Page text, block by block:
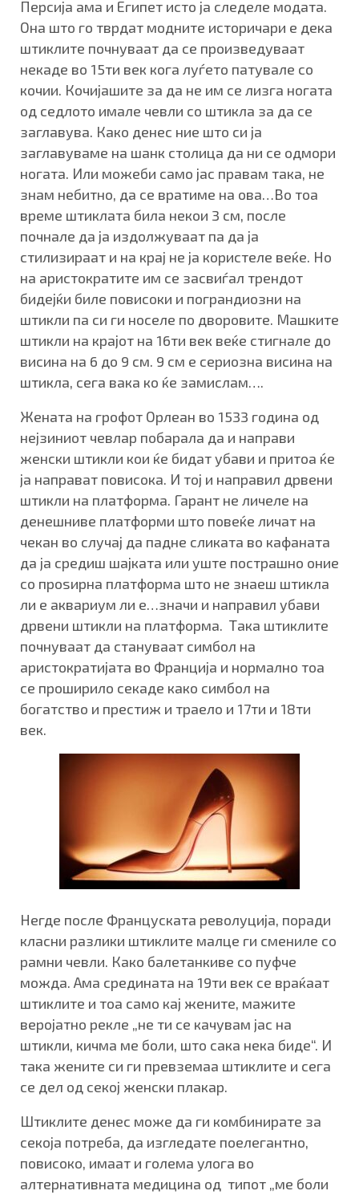
Персија ама и Египет исто ја следеле модата.
Она што го тврдат модните историчари е дека
штиклите почнуваат да се произведуваат
некаде во 15ти век кога луѓето патувале со
кочии. Кочијашите за да не им се лизга ногата
од седлото имале чевли со штикла за да се
заглавува. Како денес ние што си ја
заглавуваме на шанк столица да ни се одмори
ногата. Или можеби само јас правам така, не
знам небитно, да се вратиме на ова…Во тоа
време штиклата била некои 3 см, после
почнале да ја издолжуваат па да ја
стилизираат и на крај не ја користеле веќе. Но
на аристократите им се засвиѓал трендот
бидејќи биле повисоки и пограндиозни на
штикли па си ги носеле по дворовите. Машките
штикли на крајот на 16ти век веќе стигнале до
висина на 6 до 9 см. 9 см е сериозна висина на
штикла, сега вака ко ќе замислам….
Жената на грофот Орлеан во 1533 година од
нејзиниот чевлар побарала да и направи
женски штикли кои ќе бидат убави и притоа ќе
ја направат повисока. И тој и направил дрвени
штикли на платформа. Гарант не личеле на
денешниве платформи што повеќе личат на
чекан во случај да падне сликата во кафаната
да ја средиш шајката или уште пострашно оние
со проѕирна платформа што не знаеш штикла
ли е аквариум ли е…значи и направил убави
дрвени штикли на платформа. Така штиклите
почнуваат да стануваат симбол на
аристократијата во Франција и нормално тоа
се проширило секаде како симбол на
богатство и престиж и траело и 17ти и 18ти
век.
Негде после Француската револуција, поради
класни разлики штиклите малце ги смениле со
рамни чевли. Како балетанкиве со пуфче
можда. Ама средината на 19ти век се враќаат
штиклите и тоа само кај жените, мажите
веројатно рекле „не ти се качувам јас на
штикли, кичма ме боли, што сака нека биде“. И
така жените си ги превземаа штиклите и сега
се дел од секој женски плакар.
Штиклите денес може да ги комбинирате за
секоја потреба, да изгледате поелегантно,
повисоко, имаат и голема улога во
алтернативната медицина од типот „ме боли